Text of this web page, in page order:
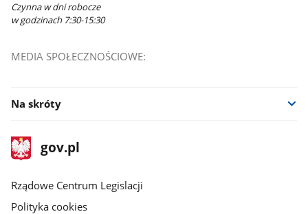
Czynna w dni robocze
w godzinach 7:30-15:30
MEDIA SPOŁECZNOŚCIOWE:
Na skróty
stopka
gov.plStrona
gov.pl
Rządowe Centrum Legislacji
Polityka cookies